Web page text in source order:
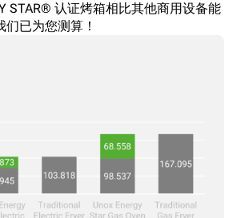
STAR® 认证烤箱相比其他商用设备能
已为您测算！